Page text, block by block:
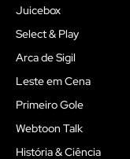
Juicebox
Select & Play
Arca de Sigil
Leste em Cena
Primeiro Gole
Webtoon Talk
História & Ciência